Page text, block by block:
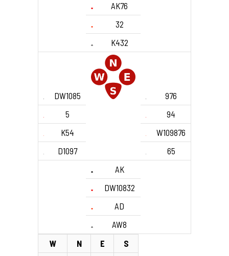
AK76
32
K432
DW1085
976
5
94
K54
W109876
D1097
65
AK
DW10832
AD
AW8
W
N E
S